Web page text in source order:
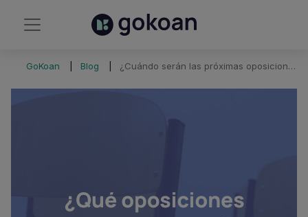
GoKoan Blog ¿Cuándo serán las próximas oposiciones de 2024?